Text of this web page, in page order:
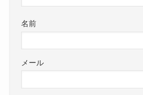
名前
メール